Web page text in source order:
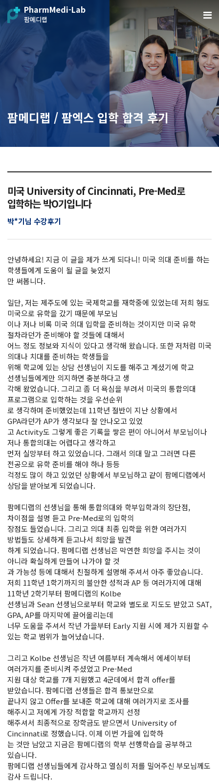
PharmMedi-Lab
팜메디랩
팜메디랩 / 팜엑스 입학 합격 후기
미국 University of Cincinnati, Pre-Med로
입학하는 박O기입니다
박*기님 수강후기
안녕하세요! 지금 이 글을 제가 쓰게 되다니! 미국 의대 준비를 하는
학생들에게 도움이 될 글을 늦었지
만 써봅니다.
일단, 저는 제주도에 있는 국제학교를 재학중에 있었는데 저희 형도
미국으로 유학을 갔기 때문에 부모님
이나 저나 비록 미국 의대 입학을 준비하는 것이지만 미국 유학
절차라던가 준비해야 할 것들에 대해서
어느 정도 정보와 지식이 있다고 생각해 왔습니다. 또한 저처럼 미국
의대나 치대를 준비하는 학생들을
위해 학교에 있는 상담 선생님이 지도를 해주고 계셨기에 학교
선생님들에게만 의지하면 충분하다고 생
각해 왔었습니다. 그리고 좀 더 욕심을 부려서 미국의 통합의대
프로그램으로 입학하는 것을 우선순위
로 생각하며 준비했었는데 11학년 절반이 지난 상황에서
GPA라던가 AP가 생각보다 잘 안나오고 있었
고 Activity도 그렇게 좋은 기록을 쌓은 편이 아니어서 부모님이나
저나 통합의대는 어렵다고 생각하고
먼저 실망부터 하고 있었습니다. 그래서 의대 말고 그러면 다른
전공으로 유학 준비를 해야 하나 등등
걱정도 많이 하고 있었던 상황에서 부모님하고 같이 팜메디랩에서
상담을 받아보게 되었습니다.
팜메디랩의 선생님을 통해 통합의대와 학부입학과의 장단점,
차이점을 설명 듣고 Pre-Med로의 입학의
장점도 들었습니다. 그리고 의대 최종 입학을 위한 여러가지
방법들도 상세하게 듣고나서 희망을 발견
하게 되었습니다. 팜메디랩 선생님은 막연한 희망을 주시는 것이
아니라 확실하게 만들어 나가야 할 것
과 가능성 등에 대해서 친절하게 설명해 주셔서 아주 좋았습니다.
저희 11학년 1학기까지의 불안한 성적과 AP 등 여러가지에 대해
11학년 2학기부터 팜메디랩의 Kolbe
선생님과 Sean 선생님으로부터 학교와 별도로 지도도 받았고 SAT,
GPA, AP를 마지막에 끌어올리는데
너무 도움을 주셔서 작년 가을부터 Early 지원 시에 제가 지원할 수
있는 학교 범위가 늘어났습니다.
그리고 Kolbe 선생님은 작년 여름부터 계속해서 에세이부터
여러가지를 준비시켜 주셨었고 Pre-Med
지원 대상 학교를 7개 지원했고 4군데에서 합격 offer를
받았습니다. 팜메디랩 선생들은 합격 통보만으로
끝나지 않고 Offer를 보내준 학교에 대해 여러가지로 조사를
해주시고 저에게 가장 적합할 학교까지 선정
해주셔서 최종적으로 장학금도 받으면서 University of
Cincinnati로 정했습니다. 이제 이번 가을에 입학하
는 것만 남았고 지금은 팜메디랩의 학부 선행학습을 공부하고
있습니다.
팜메디랩 선생님들에게 감사하고 열심히 저를 밀어주신 부모님께도
감사 드립니다.